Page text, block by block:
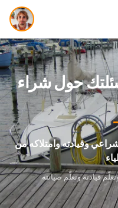
وقيادته وامتلاكه من
قيادته وتعلّم صيانته